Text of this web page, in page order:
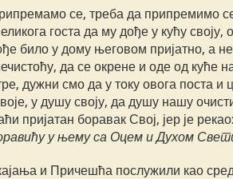
се, треба да припремимо
госта да му дође у кућу своју,
било у дому његовом пријатно, а
да се окрене и оде од куће
дужни смо да у току овога поста и
у душу своју, да душу нашу
пријатан боравак Свој, јер је
у њему са Оцем и Духом
и Причешћа послужили као